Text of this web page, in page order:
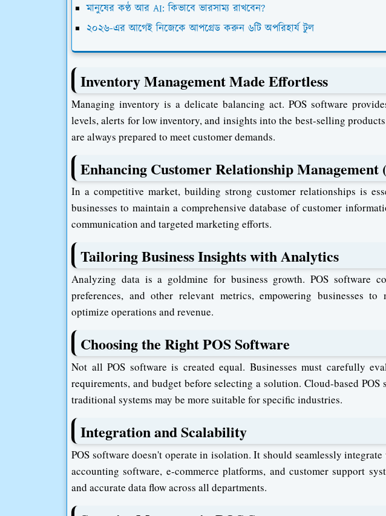
মানুষের কণ্ঠ আর AI: কিভাবে ভারসাম্য রাখবেন?
২০২৬-এর আগেই নিজেকে আপগ্রেড করুন ৬টি অপরিহার্য টুল
Inventory Management Made Effortless
Managing inventory is a delicate balancing act. POS software
levels, alerts for low inventory, and insights into the best-selling
are always prepared to meet customer demands.
Enhancing Customer Relationship Management
In a competitive market, building strong customer relationships is
businesses to maintain a comprehensive database of customer
communication and targeted marketing efforts.
Tailoring Business Insights with Analytics
Analyzing data is a goldmine for business growth. POS software
preferences, and other relevant metrics, empowering businesses
optimize operations and revenue.
Choosing the Right POS Software
Not all POS software is created equal. Businesses must carefully
requirements, and budget before selecting a solution. Cloud-based
traditional systems may be more suitable for specific industries.
Integration and Scalability
POS software doesn't operate in isolation. It should seamlessly
accounting software, e-commerce platforms, and customer support
and accurate data flow across all departments.